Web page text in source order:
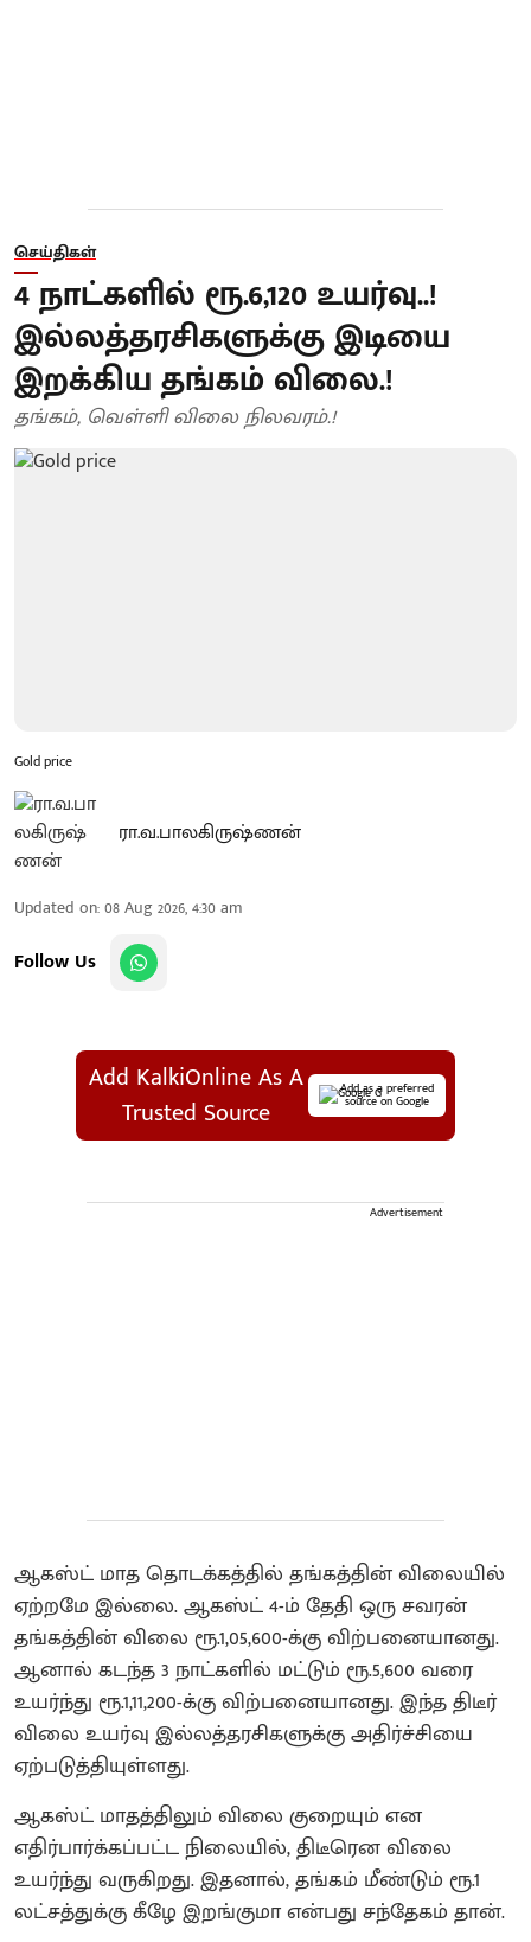
செய்திகள்
4 நாட்களில் ரூ.6,120 உயர்வு..!
இல்லத்தரசிகளுக்கு இடியை
இறக்கிய தங்கம் விலை.!
தங்கம், வெள்ளி விலை நிலவரம்.!
Gold price
ரா.வ.பாலகிருஷ்ணன்
Updated on:08 Aug 2026, 4:30 am
Follow Us
Add KalkiOnline As A
Trusted Source
Add as a preferred
source on Google
Advertisement
ஆகஸ்ட் மாத தொடக்கத்தில் தங்கத்தின் விலையில்
ஏற்றமே இல்லை. ஆகஸ்ட் 4-ம் தேதி ஒரு சவரன்
தங்கத்தின் விலை ரூ.1,05,600-க்கு விற்பனையானது.
ஆனால் கடந்த 3 நாட்களில் மட்டும் ரூ.5,600 வரை
உயர்ந்து ரூ.1,11,200-க்கு விற்பனையானது. இந்த திடீர்
விலை உயர்வு இல்லத்தரசிகளுக்கு அதிர்ச்சியை
ஏற்படுத்தியுள்ளது.
ஆகஸ்ட் மாதத்திலும் விலை குறையும் என
எதிர்பார்க்கப்பட்ட நிலையில், திடீரென விலை
உயர்ந்து வருகிறது. இதனால், தங்கம் மீண்டும் ரூ.1
லட்சத்துக்கு கீழே இறங்குமா என்பது சந்தேகம் தான்.